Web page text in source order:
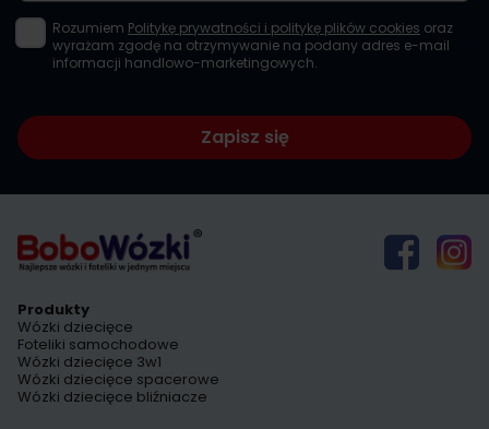
Rozumiem Politykę prywatności i politykę plików cookies oraz
wyrażam zgodę na otrzymywanie na podany adres e-mail
informacji handlowo-marketingowych.
Zapisz się
Produkty
Wózki dziecięce
Foteliki samochodowe
Wózki dziecięce 3w1
Wózki dziecięce spacerowe
Wózki dziecięce bliźniacze